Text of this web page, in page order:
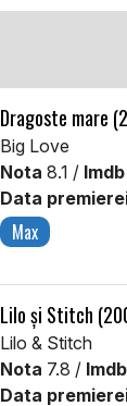
Dragoste mare
Big Love
Nota 8.1 / Imdb
Data
Max
Lilo și Stitch
Lilo & Stitch
Nota 7.8 / Imdb
Data